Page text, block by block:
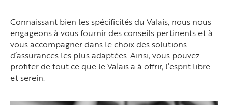
Connaissant bien les spécificités du Valais, nous nous
engageons à vous fournir des conseils pertinents et à
vous accompagner dans le choix des solutions
d’assurances les plus adaptées. Ainsi, vous pouvez
profiter de tout ce que le Valais a à offrir, l’esprit libre
et serein.